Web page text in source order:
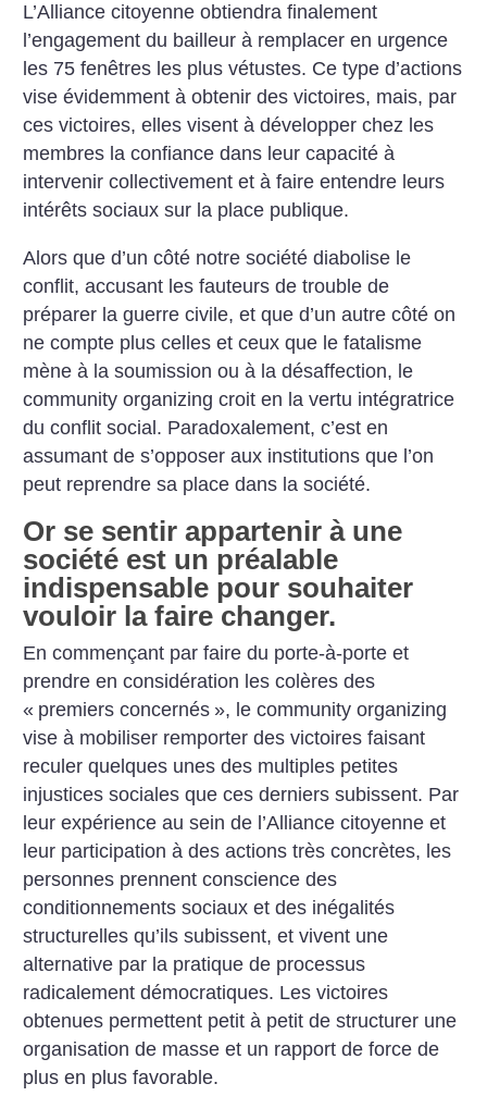
L’Alliance citoyenne obtiendra finalement
l’engagement du bailleur à remplacer en urgence
les 75 fenêtres les plus vétustes. Ce type d’actions
vise évidemment à obtenir des victoires, mais, par
ces victoires, elles visent à développer chez les
membres la confiance dans leur capacité à
intervenir collectivement et à faire entendre leurs
intérêts sociaux sur la place publique.
Alors que d’un côté notre société diabolise le
conflit, accusant les fauteurs de trouble de
préparer la guerre civile, et que d’un autre côté on
ne compte plus celles et ceux que le fatalisme
mène à la soumission ou à la désaffection, le
community organizing croit en la vertu intégratrice
du conflit social. Paradoxalement, c’est en
assumant de s’opposer aux institutions que l’on
peut reprendre sa place dans la société.
Or se sentir appartenir à une
société est un préalable
indispensable pour souhaiter
vouloir la faire changer.
En commençant par faire du porte-à-porte et
prendre en considération les colères des
« premiers concernés », le community organizing
vise à mobiliser remporter des victoires faisant
reculer quelques unes des multiples petites
injustices sociales que ces derniers subissent. Par
leur expérience au sein de l’Alliance citoyenne et
leur participation à des actions très concrètes, les
personnes prennent conscience des
conditionnements sociaux et des inégalités
structurelles qu’ils subissent, et vivent une
alternative par la pratique de processus
radicalement démocratiques. Les victoires
obtenues permettent petit à petit de structurer une
organisation de masse et un rapport de force de
plus en plus favorable.